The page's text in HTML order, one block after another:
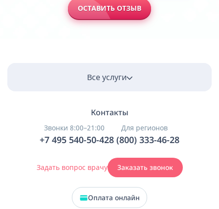
ОСТАВИТЬ ОТЗЫВ
Все услуги
Контакты
Звонки 8:00–21:00
+7 495 540-50-42
Для регионов
8 (800) 333-46-28
Задать вопрос врачу Заказать звонок
Оплата онлайн